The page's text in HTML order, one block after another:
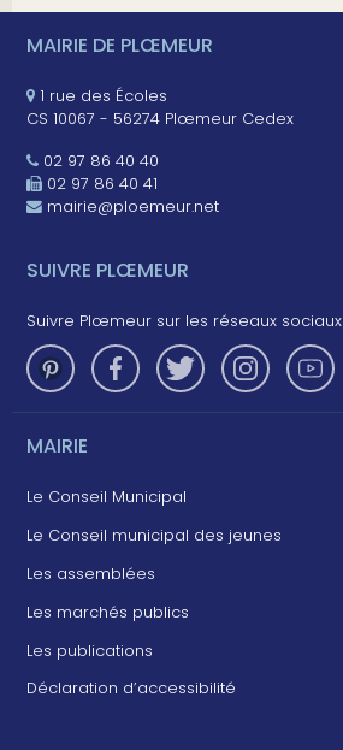
MAIRIE DE PLŒMEUR
1 rue des Écoles
CS 10067 - 56274 Plœmeur Cedex
02 97 86 40 40
02 97 86 40 41
mairie@ploemeur.net
SUIVRE PLŒMEUR
Suivre Plœmeur sur les réseaux sociaux
MAIRIE
Le Conseil Municipal
Le Conseil municipal des jeunes
Les assemblées
Les marchés publics
Les publications
Déclaration d’accessibilité